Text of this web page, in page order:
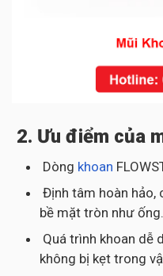
2. Ưu điểm của
Dòng khoan
Định tâm hoàn hảo,
bề mặt tròn như ống.
Quá trình khoan dễ
không bị kẹt trong